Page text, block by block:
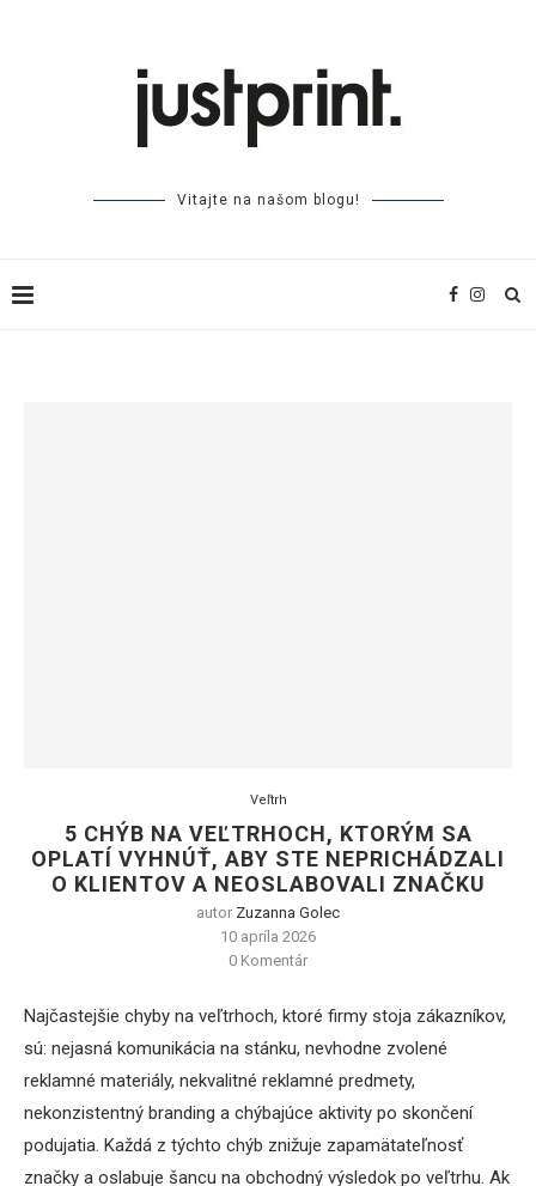
Vitajte na našom blogu!
Veľtrh
5 CHÝB NA VEĽTRHOCH, KTORÝM SA
OPLATÍ VYHNÚŤ, ABY STE NEPRICHÁDZALI
O KLIENTOV A NEOSLABOVALI ZNAČKU
autor Zuzanna Golec
10 apríla 2026
0 Komentár
Najčastejšie chyby na veľtrhoch, ktoré firmy stoja zákazníkov,
sú: nejasná komunikácia na stánku, nevhodne zvolené
reklamné materiály, nekvalitné reklamné predmety,
nekonzistentný branding a chýbajúce aktivity po skončení
podujatia. Každá z týchto chýb znižuje zapamätateľnosť
značky a oslabuje šancu na obchodný výsledok po veľtrhu. Ak